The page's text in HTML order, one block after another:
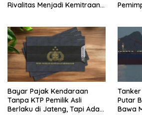
Rivalitas Menjadi Kemitraan
Bayar Pajak Kendaraan
Tanpa KTP Pemilik Asli
Berlaku di Jateng, Tapi Ada
Putar
Bawa